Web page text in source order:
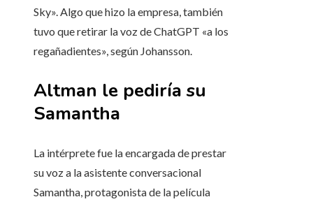
Sky». Algo que hizo la empresa, también
tuvo que retirar la voz de ChatGPT «a los
regañadientes», según Johansson.
Altman le pediría su
Samantha
La intérprete fue la encargada de prestar
su voz a la asistente conversacional
Samantha, protagonista de la película